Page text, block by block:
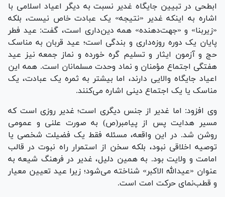
ابطحی در تبیین جایگاه غدیر نسبت به دیگر اعیاد اسلامی با
اشاره به اینکه غدیر «نتیجه» یک عبادت خاص نیست، بلکه
«زیربنا» و «جهت‌دهنده» همه دین‌داری است، گفت: عید فطر
پایان یک دوره روزه‌داری و بندگی است؛ عید قربان به مناسک
حج و آزمون ایثار و تسلیم گره خورده و نماز جمعه نیز عید
هفتگی اجتماع مؤمنان و نماد وحدت مسلمانان است. همه این
اعیاد جایگاه والایی دارند، اما بیشتر به ثمره یک عبادت، یک
مناسک یا یک اجتماع دینی اشاره می‌کنند.
وی افزود: اما غدیر از جنس دیگری است؛ غدیر روزی است که
مسیر هدایت پس از پیامبر(ص) به صورت علنی و عمومی
روشن شد. در این واقعه، مسئله فقط یک فضیلت شخصی یا
توصیه اخلاقی نبود، بلکه سخن از استمرار راه نبوت در قالب
امامت و ولایت بود. به همین دلیل، غدیر در فرهنگ شیعه به
عنوان «عیدالله الاکبر» شناخته می‌شود؛ زیرا عید تعیین معیار
و قطب‌نمای حرکت امت است.